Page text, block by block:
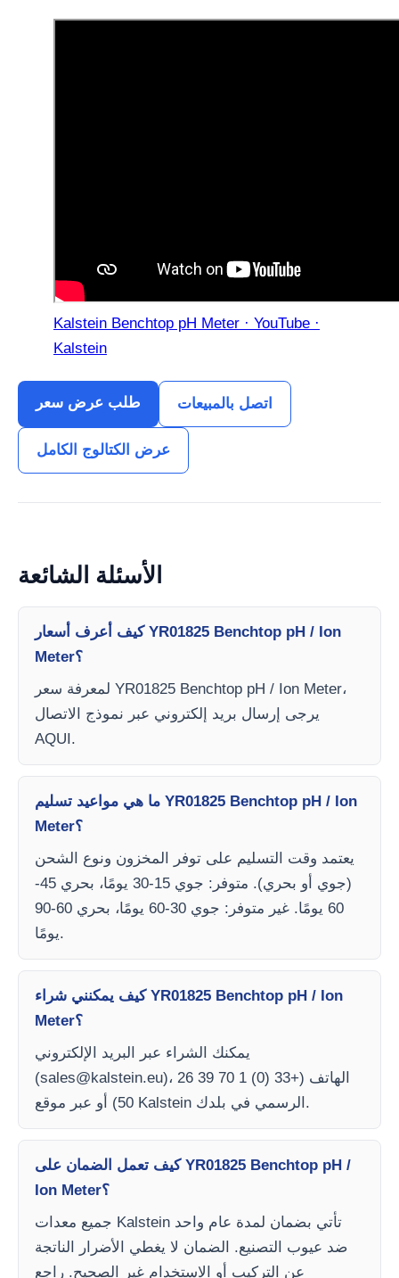
Kalstein Benchtop pH Meter · YouTube ·
Kalstein
طلب عرض سعر اتصل بالمبيعات
عرض الكتالوج الكامل
الأسئلة الشائعة
كيف أعرف أسعار YR01825 Benchtop pH / Ion
Meter؟
لمعرفة سعر YR01825 Benchtop pH / Ion Meter،
يرجى إرسال بريد إلكتروني عبر نموذج الاتصال
AQUI.
ما هي مواعيد تسليم YR01825 Benchtop pH / Ion
Meter؟
يعتمد وقت التسليم على توفر المخزون ونوع الشحن
(جوي أو بحري). متوفر: جوي 15-30 يومًا، بحري 45-
60 يومًا. غير متوفر: جوي 30-60 يومًا، بحري 60-90
يومًا.
كيف يمكنني شراء YR01825 Benchtop pH / Ion
Meter؟
يمكنك الشراء عبر البريد الإلكتروني
(sales@kalstein.eu)، الهاتف (+33 (0) 1 70 39 26
50) أو عبر موقع Kalstein الرسمي في بلدك.
كيف تعمل الضمان على YR01825 Benchtop pH /
Ion Meter؟
جميع معدات Kalstein تأتي بضمان لمدة عام واحد
ضد عيوب التصنيع. الضمان لا يغطي الأضرار الناتجة
عن التركيب أو الاستخدام غير الصحيح. راجع